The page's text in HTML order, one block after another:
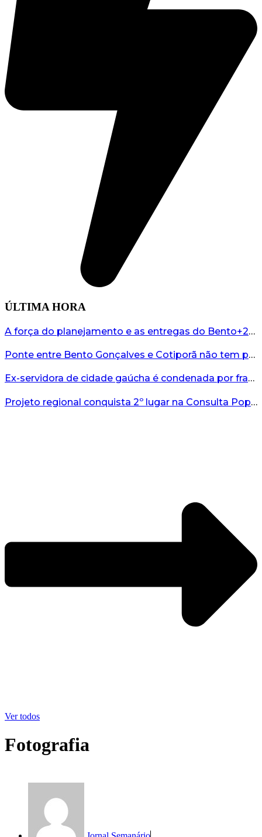
ÚLTIMA HORA
A força do planejamento e as entregas do Bento+20 no primeiro semestre de 2026...
Ponte entre Bento Gonçalves e Cotiporã não tem previsão de liberação...
Ex-servidora de cidade gaúcha é condenada por fraudes no Bolsa Família...
Projeto regional conquista 2º lugar na Consulta Popular...
Ver todos
Fotografia